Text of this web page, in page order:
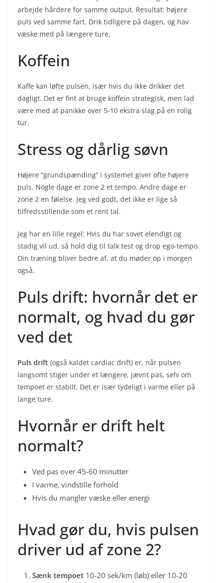
arbejde hårdere for samme output. Resultat: højere
puls ved samme fart. Drik tidligere på dagen, og hav
væske med på længere ture.
Koffein
Kaffe kan løfte pulsen, især hvis du ikke drikker det
dagligt. Det er fint at bruge koffein strategisk, men lad
være med at panikke over 5-10 ekstra slag på en rolig
tur.
Stress og dårlig søvn
Højere “grundspænding” i systemet giver ofte højere
puls. Nogle dage er zone 2 et tempo. Andre dage er
zone 2 en følelse. Jeg ved godt, det ikke er lige så
tilfredsstillende som et rent tal.
Jeg har en lille regel: Hvis du har sovet elendigt og
stadig vil ud, så hold dig til talk test og drop ego-tempo.
Din træning bliver bedre af, at du møder op i morgen
også.
Puls drift: hvornår det er
normalt, og hvad du gør
ved det
Puls drift (også kaldet cardiac drift) er, når pulsen
langsomt stiger under et længere, jævnt pas, selv om
tempoet er stabilt. Det er især tydeligt i varme eller på
lange ture.
Hvornår er drift helt
normalt?
Ved pas over 45-60 minutter
I varme, vindstille forhold
Hvis du mangler væske eller energi
Hvad gør du, hvis pulsen
driver ud af zone 2?
Sænk tempoet 10-20 sek/km (løb) eller 10-20